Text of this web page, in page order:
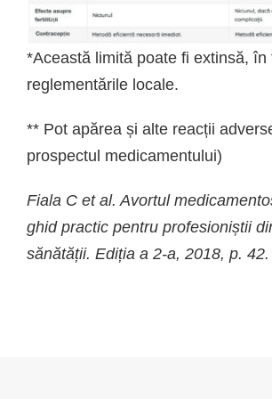
*Această limită poate fi extinsă, în
reglementările locale.
** Pot apărea și alte reacții
prospectul medicamentului)
Fiala C et al. Avortul
ghid practic pentru profesioniștii
sănătății. Ediția a 2-a, 2018, p. 42.